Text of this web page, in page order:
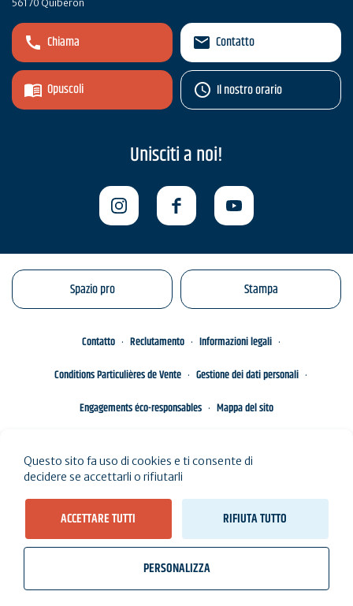
56170 Quiberon
Chiama
Opuscoli
Contatto
Il nostro orario
Unisciti a noi!
Spazio pro Stampa
Contatto Reclutamento
Informazioni legali
Conditions Particulières de Vente
Gestione dei dati personali
Engagements éco-responsables
Mappa del sito
Questo sito fa uso di cookies e ti consente di
decidere se accettarli o rifiutarli
ACCETTARE TUTTI RIFIUTA TUTTO
PERSONALIZZA